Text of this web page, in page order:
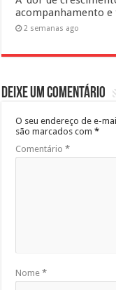
acompanhamento
2 semanas ago
Deixe um comentário
O seu endereço de e-
são marcados com*
Comentário*
Nome*